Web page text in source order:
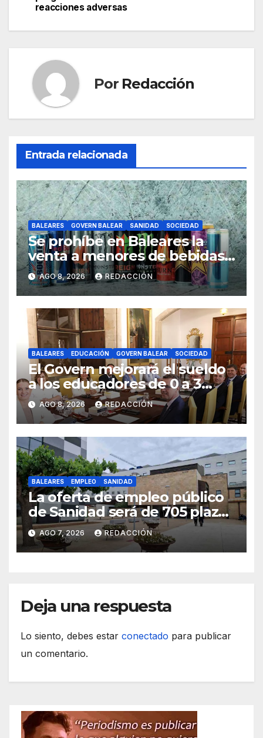
o
o
p
p
entradas
reacciones adversas
Por Redacción
Entrada relacionada
BALEARES GOVERN BALEAR SANIDAD SOCIEDAD
Se prohíbe en Baleares la
venta a menores de bebidas
energéticas y «gas de la risa»
AGO 8, 2026 REDACCIÓN
BALEARES EDUCACIÓN GOVERN BALEAR SOCIEDAD
El Govern mejorará el sueldo
a los educadores de 0 a 3
años y pagará sus nóminas
AGO 8, 2026 REDACCIÓN
BALEARES EMPLEO SANIDAD
La oferta de empleo público
de Sanidad será de 705 plazas
en 2026
AGO 7, 2026 REDACCIÓN
Deja una respuesta
Lo siento, debes estar conectado para publicar
un comentario.